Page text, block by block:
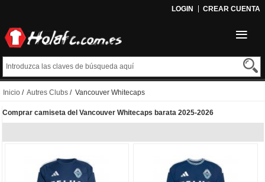
LOGIN CREAR CUENTA
Inicio / Autres Clubs / Vancouver Whitecaps
Comprar camiseta del Vancouver Whitecaps barata 2025-2026